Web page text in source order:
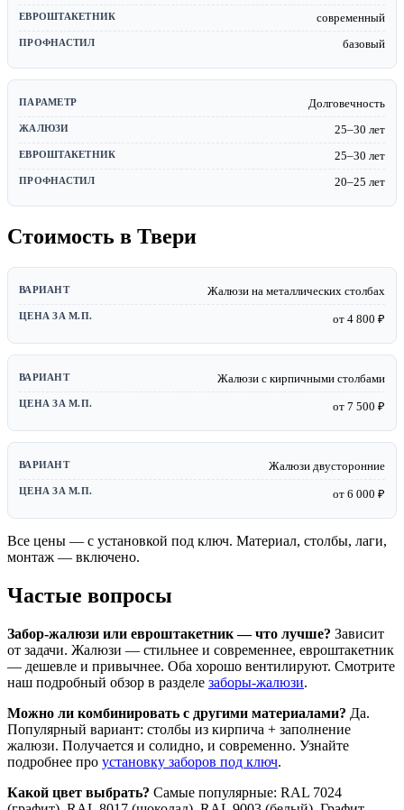
современный
базовый
Долговечность
25–30 лет
25–30 лет
20–25 лет
Стоимость в Твери
Жалюзи на металлических столбах
от 4 800 ₽
Жалюзи с кирпичными столбами
от 7 500 ₽
Жалюзи двусторонние
от 6 000 ₽
Все цены — с установкой под ключ. Материал, столбы, лаги,
монтаж — включено.
Частые вопросы
Забор-жалюзи или евроштакетник — что лучше? Зависит
от задачи. Жалюзи — стильнее и современнее, евроштакетник
— дешевле и привычнее. Оба хорошо вентилируют. Смотрите
наш подробный обзор в разделе заборы-жалюзи.
Можно ли комбинировать с другими материалами? Да.
Популярный вариант: столбы из кирпича + заполнение
жалюзи. Получается и солидно, и современно. Узнайте
подробнее про установку заборов под ключ.
Какой цвет выбрать? Самые популярные: RAL 7024